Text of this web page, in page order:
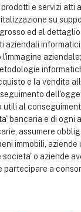
e servizi atti
su
ed al
aziendali informatici;
e la vendita
utili al
bancaria e di ogni
assumere
immobili, aziende
o aziende
partecipare a